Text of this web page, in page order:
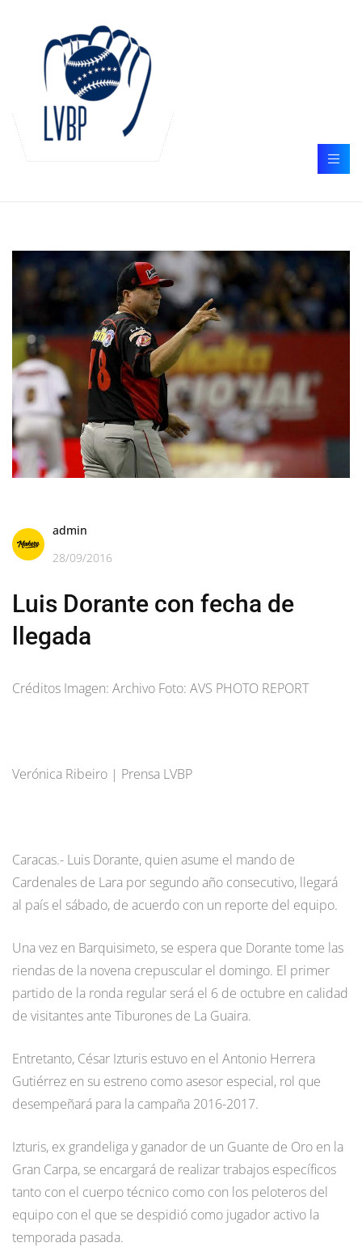
admin
28/09/2016
Luis Dorante con fecha de
llegada
Créditos Imagen: Archivo Foto: AVS PHOTO REPORT
Verónica Ribeiro | Prensa LVBP
Caracas.- Luis Dorante, quien asume el mando de
Cardenales de Lara por segundo año consecutivo, llegará
al país el sábado, de acuerdo con un reporte del equipo.
Una vez en Barquisimeto, se espera que Dorante tome las
riendas de la novena crepuscular el domingo. El primer
partido de la ronda regular será el 6 de octubre en calidad
de visitantes ante Tiburones de La Guaira.
Entretanto, César Izturis estuvo en el Antonio Herrera
Gutiérrez en su estreno como asesor especial, rol que
desempeñará para la campaña 2016-2017.
Izturis, ex grandeliga y ganador de un Guante de Oro en la
Gran Carpa, se encargará de realizar trabajos específicos
tanto con el cuerpo técnico como con los peloteros del
equipo con el que se despidió como jugador activo la
temporada pasada.